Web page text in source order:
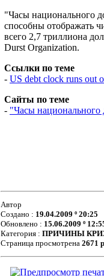
"Часы национального
способны отображать
всего 2,7 триллиона
Durst Organization.
Ссылки по теме
- US debt clock runs out
Сайты по теме
- "Часы национального
Автор
Создано : 19.04.2009 º 20:25
Обновлено : 15.06.2009 º
Категория : ПРИЧИНЫ
Страница просмотрена 2671